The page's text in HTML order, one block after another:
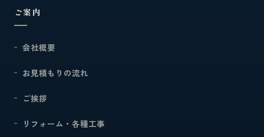
ご案内
会社概要
お見積もりの流れ
ご挨拶
リフォーム・各種工事